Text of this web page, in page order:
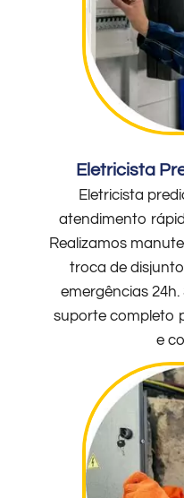
Eletricista
Eletricista
atendimento
Realizamos
troca de
emergências
suporte completo
e